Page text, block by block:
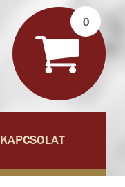
0
KAPCSOLAT